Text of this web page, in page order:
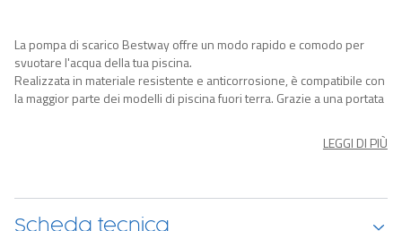
La pompa di scarico Bestway offre un modo rapido e comodo per
svuotare l'acqua della tua piscina.
Realizzata in materiale resistente e anticorrosione, è compatibile con
la maggior parte dei modelli di piscina fuori terra. Grazie a una portata
(diametro 3,2 cm, lunghezza 5 m) e inserire la pompa all'interno della
LEGGI DI PIÙ
Scheda tecnica